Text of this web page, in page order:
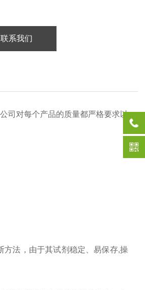
联系我们
司对每个产品的质量都严格要求以
方法，由于其试剂稳定、易保存,操